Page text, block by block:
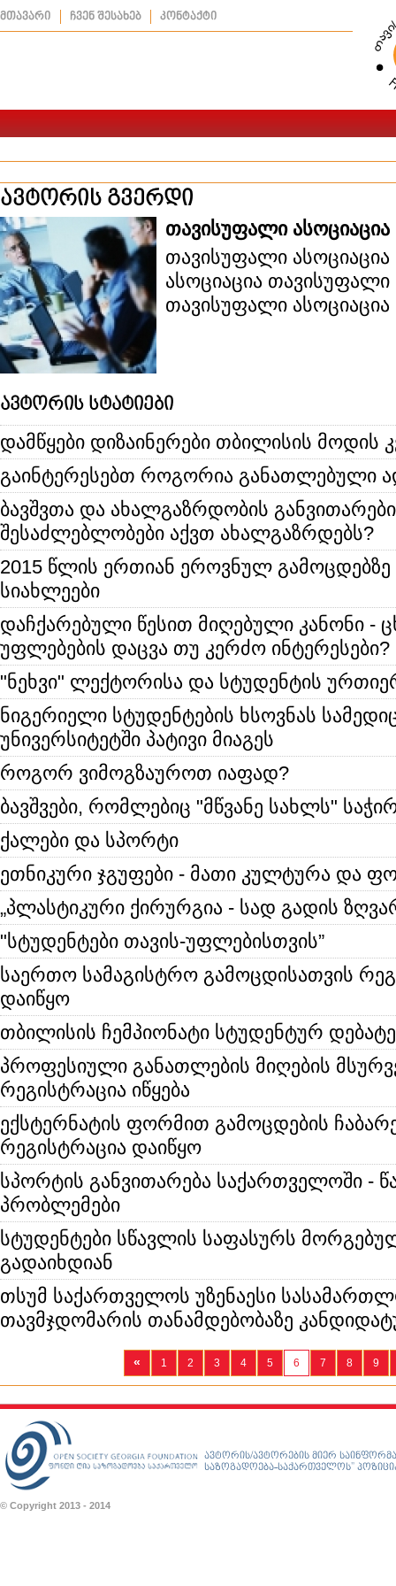
მთავარი ჩვენ შესახებ კონტაქტი
ავტორის გვერდი
თავისუფალი ასოციაცია
თავისუფალი
ასოციაცია თავისუფალი
თავისუფალი ასოციაცია
ავტორის სტატიები
დამწყები დიზაინერები თბილისის მოდის
გაინტერესებთ როგორია განათლებული
ბავშვთა და ახალგაზრდობის
შესაძლებლობები აქვთ ახალგაზრდებს?
2015 წლის ერთიან ეროვნულ
სიახლეები
დაჩქარებული წესით მიღებული კანონი -
უფლებების დაცვა თუ კერძო ინტერესები?
"ნეხვი" ლექტორისა და სტუდენტის
ნიგერიელი სტუდენტების ხსოვნას
უნივერსიტეტში პატივი მიაგეს
როგორ ვიმოგზაუროთ იაფად?
ბავშვები, რომლებიც "მწვანე სახლს"
ქალები და სპორტი
ეთნიკური ჯგუფები - მათი კულტურა და
„პლასტიკური ქირურგია - სად გადის
"სტუდენტები თავის-უფლებისთვის”
საერთო სამაგისტრო გამოცდისათვის
დაიწყო
თბილისის ჩემპიონატი სტუდენტურ
პროფესიული განათლების მიღების
რეგისტრაცია იწყება
ექსტერნატის ფორმით გამოცდების
რეგისტრაცია დაიწყო
სპორტის განვითარება საქართველოში -
პრობლემები
სტუდენტები სწავლის საფასურს
გადაიხდიან
თსუმ საქართველოს უზენაესი
თავმჯდომარის თანამდებობაზე
« 1 2 3 4 5 6 7 8 9
ავტორის/ავტორების მიერ
საზოგადოება-საქართველოს”
© Copyright 2013 - 2014